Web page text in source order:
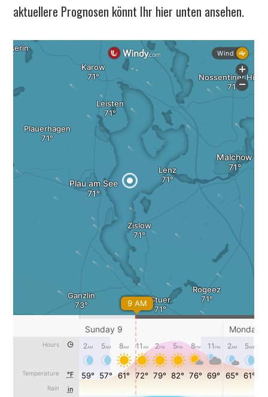
aktuellere Prognosen könnt Ihr hier unten ansehen.